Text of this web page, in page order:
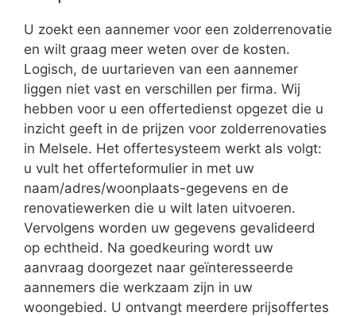
U zoekt een aannemer voor een zolderrenovatie
en wilt graag meer weten over de kosten.
Logisch, de uurtarieven van een aannemer
liggen niet vast en verschillen per firma. Wij
hebben voor u een offertedienst opgezet die u
inzicht geeft in de prijzen voor zolderrenovaties
in Melsele. Het offertesysteem werkt als volgt:
u vult het offerteformulier in met uw
naam/adres/woonplaats-gegevens en de
renovatiewerken die u wilt laten uitvoeren.
Vervolgens worden uw gegevens gevalideerd
op echtheid. Na goedkeuring wordt uw
aanvraag doorgezet naar geïnteresseerde
aannemers die werkzaam zijn in uw
woongebied. U ontvangt meerdere prijsoffertes